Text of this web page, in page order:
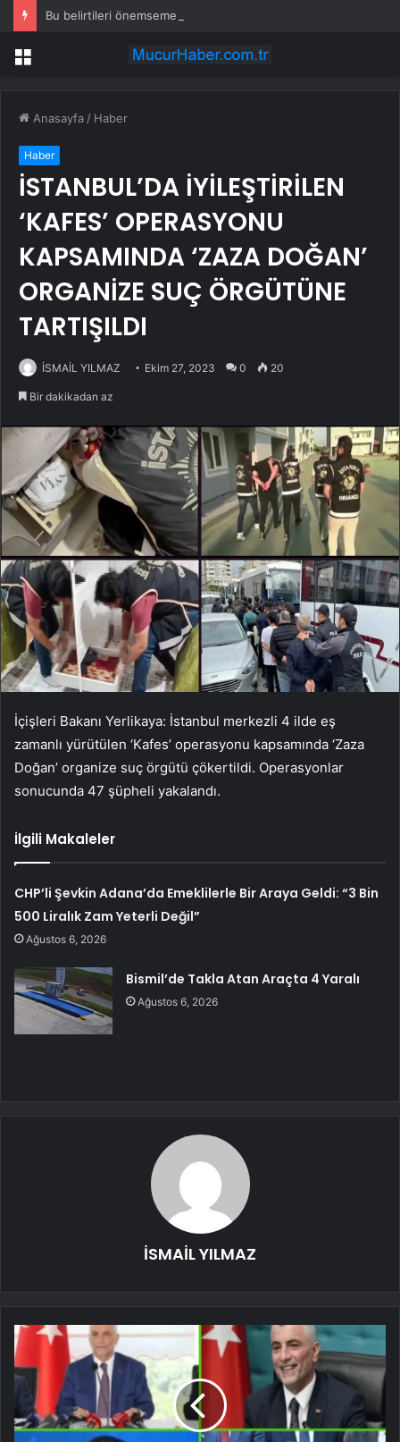
Bu belirtileri önemsemek hayat kurtarıyor
Menü
Anasayfa / Haber
Haber
İSTANBUL’DA İYİLEŞTİRİLEN
‘KAFES’ OPERASYONU
KAPSAMINDA ‘ZAZA DOĞAN’
ORGANİZE SUÇ ÖRGÜTÜNE
TARTIŞILDI
İSMAİL YILMAZ Ekim 27, 2023 0 20
Bir dakikadan az
İçişleri Bakanı Yerlikaya: İstanbul merkezli 4 ilde eş
zamanlı yürütülen ‘Kafes’ operasyonu kapsamında ‘Zaza
Doğan’ organize suç örgütü çökertildi. Operasyonlar
sonucunda 47 şüpheli yakalandı.
İlgili Makaleler
CHP’li Şevkin Adana’da Emeklilerle Bir Araya Geldi: “3 Bin
500 Liralık Zam Yeterli Değil”
Ağustos 6, 2026
Bismil’de Takla Atan Araçta 4 Yaralı
Ağustos 6, 2026
İSMAİL YILMAZ